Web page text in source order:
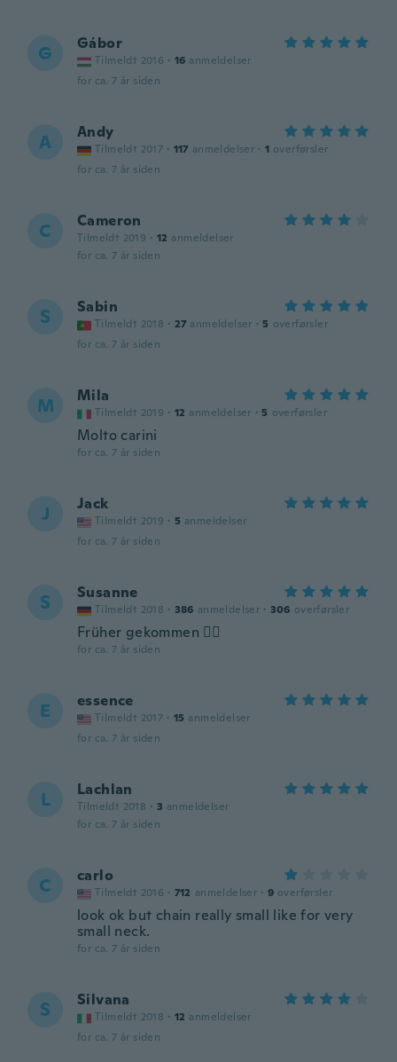
G Gábor
Tilmeldt 2016 · 16 anmeldelser
for ca. 7 år siden
A Andy
Tilmeldt 2017 · 117 anmeldelser · 1 overførsler
for ca. 7 år siden
C Cameron
Tilmeldt 2019 · 12 anmeldelser
for ca. 7 år siden
S Sabin
Tilmeldt 2018 · 27 anmeldelser · 5 overførsler
for ca. 7 år siden
M Mila
Tilmeldt 2019 · 12 anmeldelser · 5 overførsler
Molto carini
for ca. 7 år siden
J Jack
Tilmeldt 2019 · 5 anmeldelser
for ca. 7 år siden
S Susanne
Tilmeldt 2018 · 386 anmeldelser · 306 overførsler
Früher gekommen 👍🏻
for ca. 7 år siden
E essence
Tilmeldt 2017 · 15 anmeldelser
for ca. 7 år siden
L Lachlan
Tilmeldt 2018 · 3 anmeldelser
for ca. 7 år siden
C carlo
Tilmeldt 2016 · 712 anmeldelser · 9 overførsler
look ok but chain really small like for very
small neck.
for ca. 7 år siden
S Silvana
Tilmeldt 2018 · 12 anmeldelser
for ca. 7 år siden